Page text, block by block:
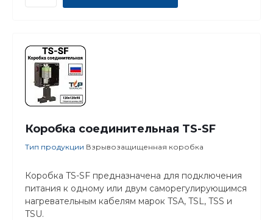
Коробка соединительная TS-SF
Тип продукции Взрывозащищенная коробка
Коробка TS-SF предназначена для подключения
питания к одному или двум саморегулирующимся
нагревательным кабелям марок TSA, TSL, TSS и
TSU.